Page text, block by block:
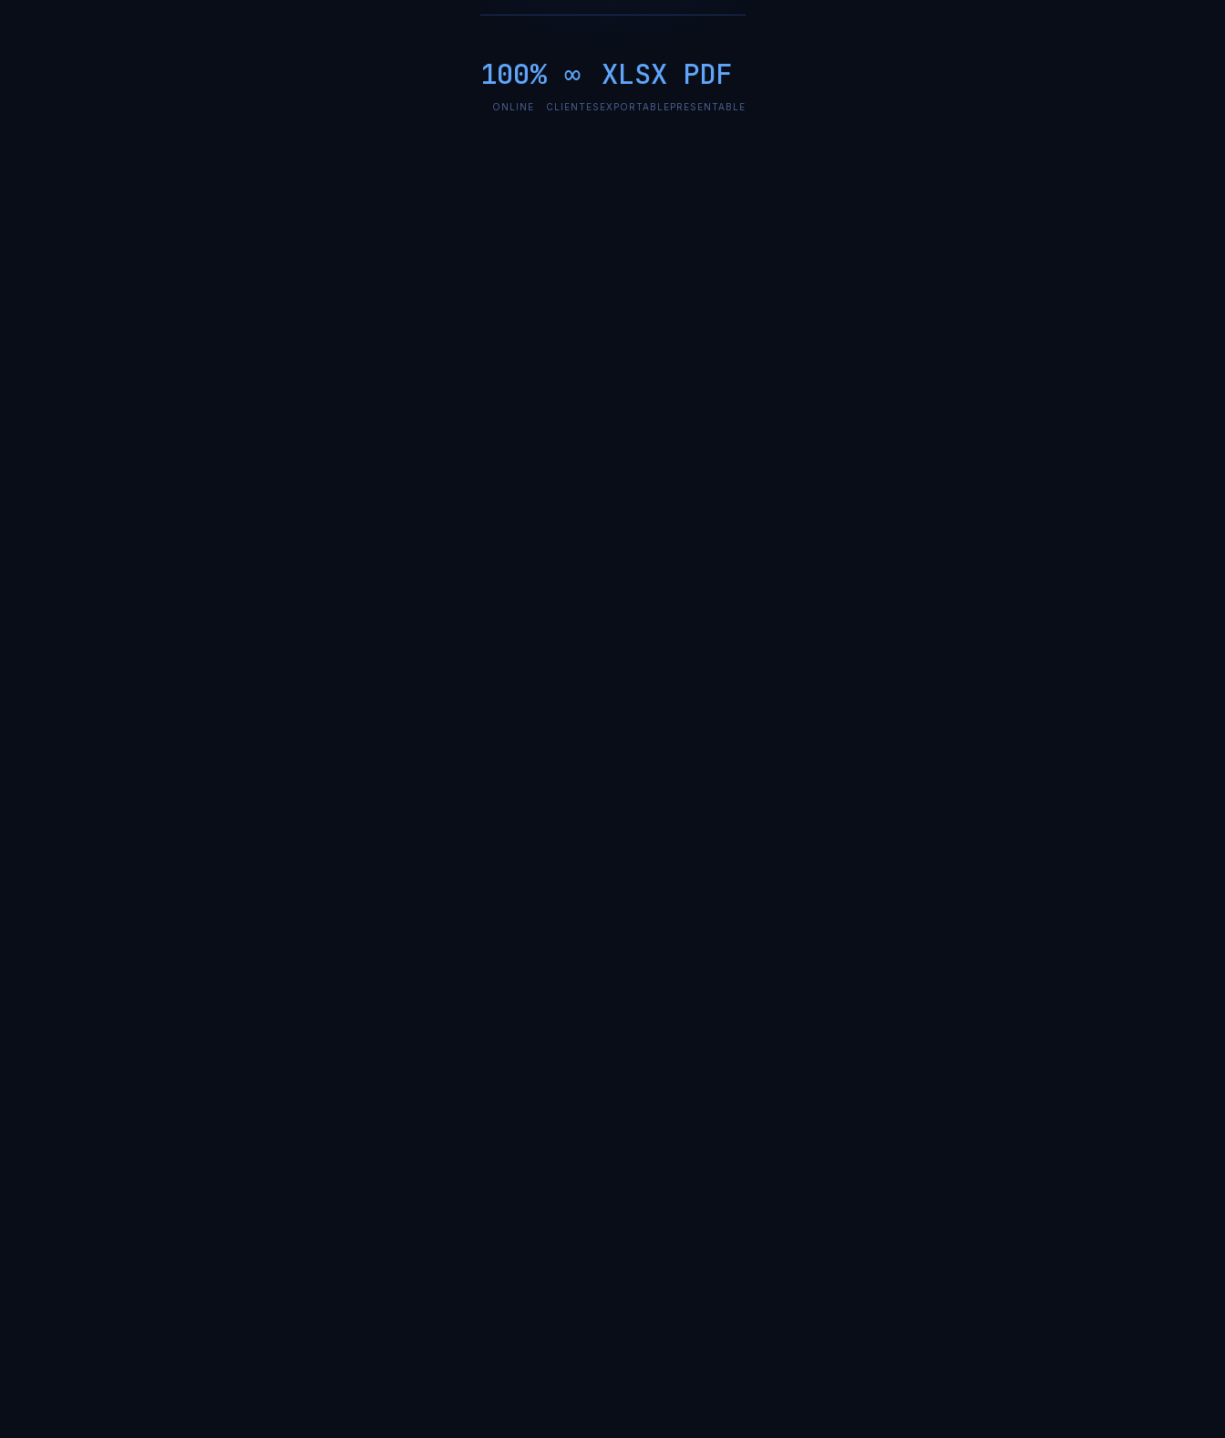
100%
ONLINE
∞
CLIENTES
XLSX
EXPORTABLE
PDF
PRESENTABLE